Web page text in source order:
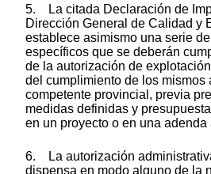
5. La citada Declaración de
Dirección General de Calidad y
establece asimismo una serie
específicos que se deberán
de la autorización de
del cumplimiento de los mismos
competente provincial, previa
medidas definidas y
en un proyecto o en una adenda
6. La autorización
dispensa en modo alguno de la